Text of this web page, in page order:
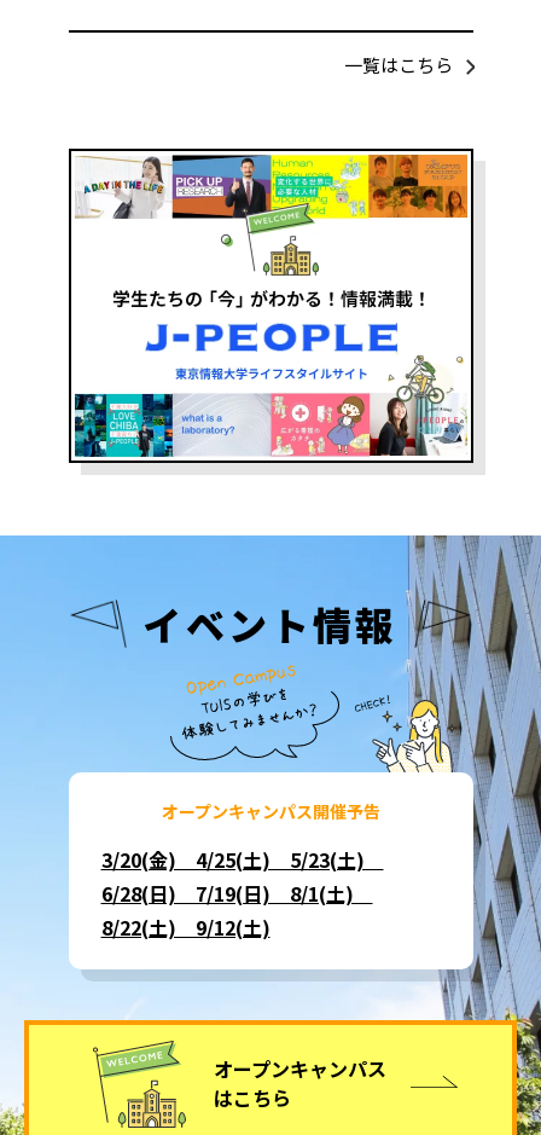
一覧はこちら
イベント情報
オープンキャンパス開催予告
3/20(金) 4/25(土) 5/23(土)
6/28(日) 7/19(日) 8/1(土)
8/22(土) 9/12(土)
オープンキャンパス
はこちら